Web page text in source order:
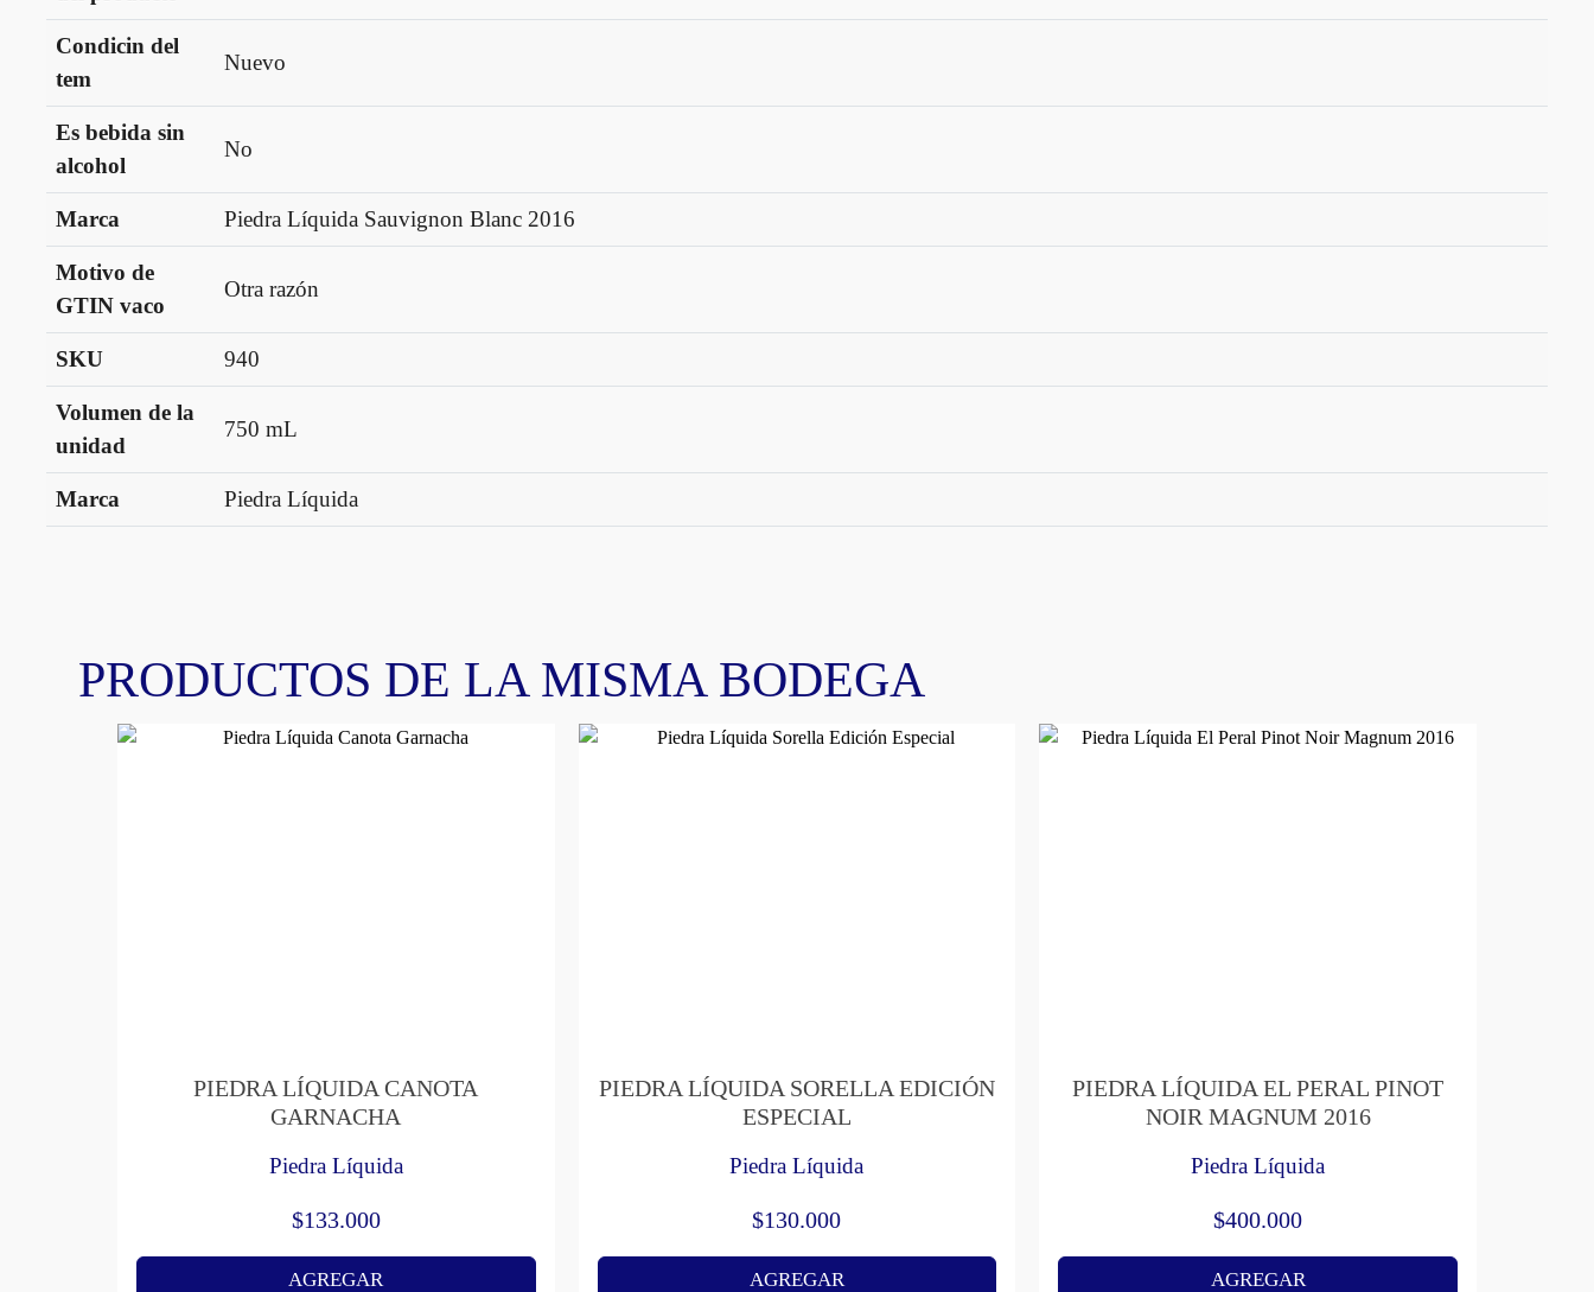
Condicin del
tem
Nuevo
Es bebida sin
alcohol
No
Marca Piedra Líquida Sauvignon Blanc 2016
Motivo de
GTIN vaco
Otra razón
SKU 940
Volumen de la
unidad
750 mL
Marca Piedra Líquida
PRODUCTOS DE LA MISMA BODEGA
PIEDRA LÍQUIDA CANOTA
GARNACHA
Piedra Líquida
$133.000
AGREGAR
PIEDRA LÍQUIDA SORELLA EDICIÓN
ESPECIAL
Piedra Líquida
$130.000
AGREGAR
PIEDRA LÍQUIDA EL PERAL PINOT
NOIR MAGNUM 2016
Piedra Líquida
$400.000
AGREGAR